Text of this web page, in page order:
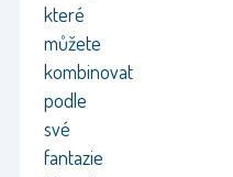
které
můžete
kombinovat
podle
své
fantazie